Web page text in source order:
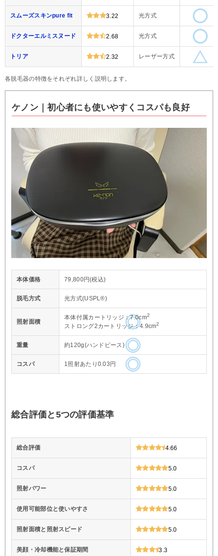
スムーズスキンpure fit 3.22 光方式
ドクターエルミスヌード 2.68 光方式
トリア 2.32 レーザー方式
各脱毛器の特徴をそれぞれ詳しく説明します。
ケノン｜初心者にも使いやすくコスパも良好
本体価格 79,800円(税込)
脱毛方式 光方式(USPL®)
照射面積
本体付属カートリッジ：7.0cm2
ストロング2カートリッジ：4.9cm2
重量 約120g(ハンドピース)
コスパ 1照射あたり0.03円
総合評価と5つの評価基準
総合評価 4.66
コスパ 5.0
照射パワー 5.0
使用可能部位と使いやすさ 5.0
照射面積と照射スピード 5.0
美顔・冷却機能と保証期間 3.3